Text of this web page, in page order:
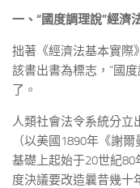
一、“國度調理說”經濟
拙著《經濟法基本實際
該書出書為標志，“國
了。
人類社會法令系統分立
（以美國1890年《謝
基礎上起始于20世紀80
度決議要改造曩昔幾十